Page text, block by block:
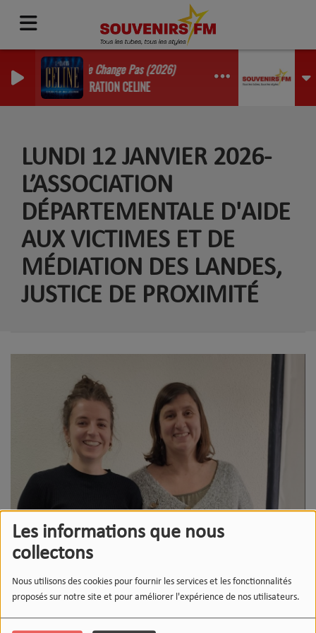
Les informations que nous
collectons
Nous utilisons des cookies pour fournir les services et les fonctionnalités
proposés sur notre site et pour améliorer l'expérience de nos utilisateurs.
On Ne Change Pas (2026)
GENERATION CELINE
LUNDI 12 JANVIER 2026-
L’ASSOCIATION
DÉPARTEMENTALE D'AIDE
AUX VICTIMES ET DE
MÉDIATION DES LANDES,
JUSTICE DE PROXIMITÉ